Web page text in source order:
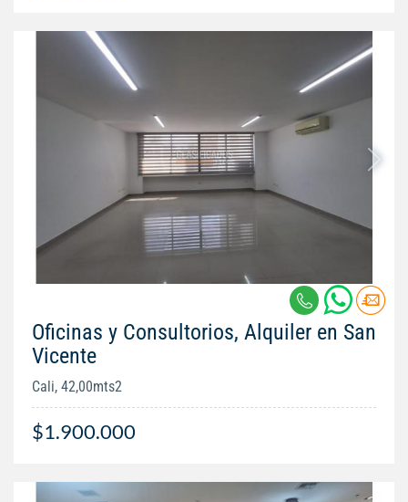
Oficinas y Consultorios, Alquiler en San
Vicente
Cali, 42,00mts2
$1.900.000